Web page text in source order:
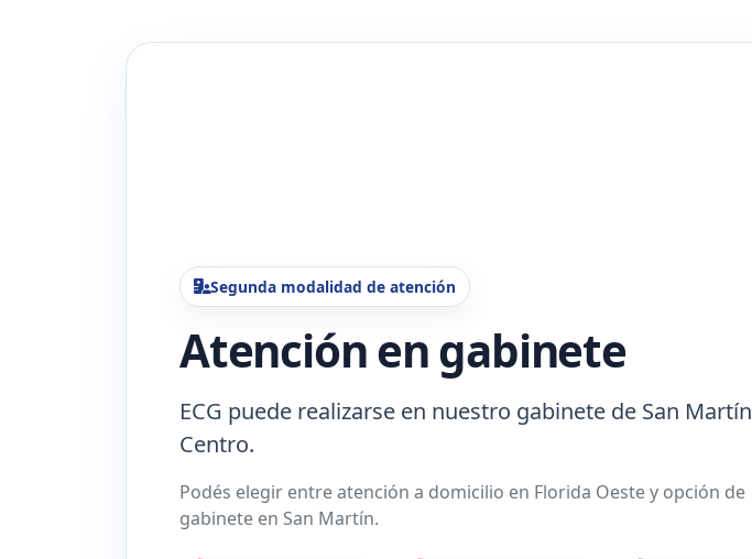
Segunda modalidad de atención
Atención en gabinete
ECG puede realizarse en nuestro gabinete de San Martín
Centro.
Podés elegir entre atención a domicilio en Florida Oeste y opción de
gabinete en San Martín.